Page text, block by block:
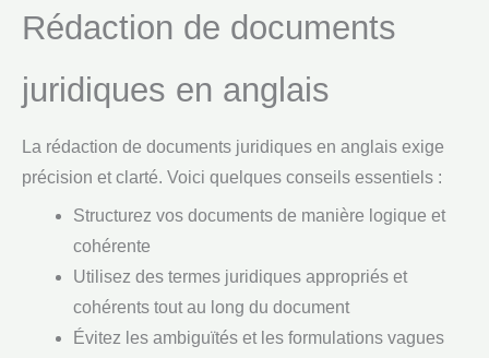
Rédaction de documents
juridiques en anglais
La rédaction de documents juridiques en anglais exige
précision et clarté. Voici quelques conseils essentiels :
Structurez vos documents de manière logique et
cohérente
Utilisez des termes juridiques appropriés et
cohérents tout au long du document
Évitez les ambiguïtés et les formulations vagues